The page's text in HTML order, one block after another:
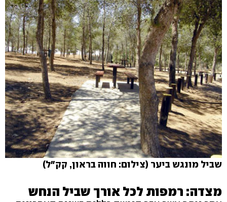
שביל מונגש ביער (צילום: חווה בראון, קק"ל)
מצדה: רמפות לכל אורך שביל הנחש